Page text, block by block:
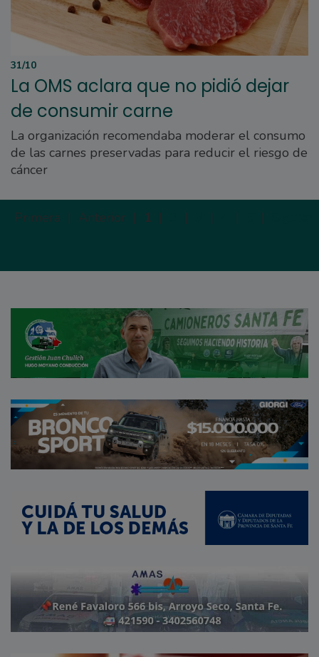
31/10
La OMS aclara que no pidió dejar
de consumir carne
La organización recomendaba moderar el consumo
de las carnes preservadas para reducir el riesgo de
cáncer
Primera | Anterior | 1 | | | | |